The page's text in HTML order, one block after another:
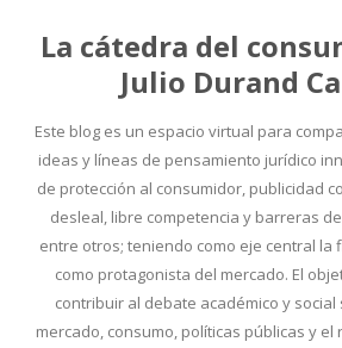
La cátedra del
Julio Durand
Este blog es un espacio virtual para
ideas y líneas de pensamiento jurídico
de protección al consumidor, publicidad
desleal, libre competencia y barreras
entre otros; teniendo como eje central la
como protagonista del mercado. El
contribuir al debate académico y
mercado, consumo, políticas públicas y el